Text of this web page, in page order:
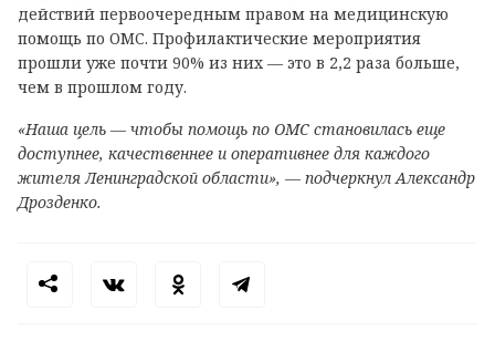
действий первоочередным правом на медицинскую
помощь по ОМС. Профилактические мероприятия
прошли уже почти 90% из них — это в 2,2 раза больше,
чем в прошлом году.
«Наша цель — чтобы помощь по ОМС становилась еще
доступнее, качественнее и оперативнее для каждого
жителя Ленинградской области», — подчеркнул Александр
Дрозденко.